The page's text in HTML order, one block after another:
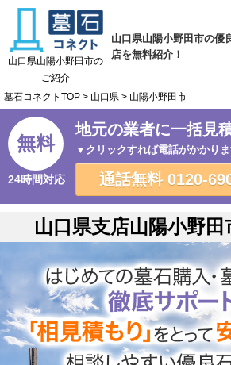
山口県山陽小野田市の優
店を無料紹介！
山口県山陽小野田市の
ご紹介
墓石コネクトTOP > 山口県 > 山陽小野田市
無料
24時間対応
地元の業者に一括見
▼クリックすれば電話がかかり
通話無料 0120-
山口県支店山陽小野